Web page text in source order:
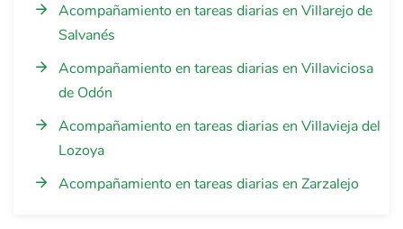
Acompañamiento en tareas diarias en Villarejo de
Salvanés
Acompañamiento en tareas diarias en Villaviciosa
de Odón
Acompañamiento en tareas diarias en Villavieja del
Lozoya
Acompañamiento en tareas diarias en Zarzalejo